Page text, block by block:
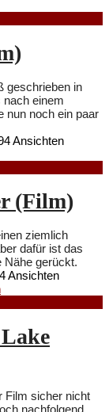
geschrieben in
nach einem
nun noch ein paar
Ansichten
(Film)
ziemlich
dafür ist das
Nähe gerückt.
Ansichten
Film sicher nicht
nachfolgend